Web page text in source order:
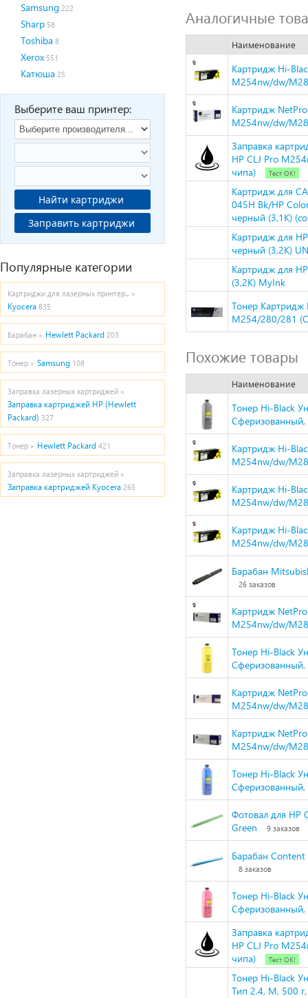
Samsung 222
Sharp 58
Toshiba 8
Xerox 551
Катюша 25
Выберите ваш принтер:
Найти картриджи
Заправить картриджи
Популярные категории
Картриджи для лазерных принтер... »
Kyocera 835
Барабан » Hewlett Packard 203
Тонер » Samsung 108
Заправка лазерных картриджей »
Заправка картриджей HP (Hewlett
Packard) 327
Тонер » Hewlett Packard 421
Заправка лазерных картриджей »
Заправка картриджей Kyocera 265
Аналогичные
Наименование
Картридж Hi-
M254nw/dw/
Картридж
M254nw/dw/
Заправка
HP CLJ Pro
чипа)
Тест ОК!
Картридж для
045H Bk/HP
черный (3,1K)
Картридж для
черный (3,2K)
Картридж для
(3,2K) MyInk
Тонер Картридж
M254/280/281
Похожие товары
Наименование
Тонер Hi-Black
Сферизованный,
Картридж Hi-
M254nw/dw/
Картридж Hi-
M254nw/dw/
Картридж Hi-
M254nw/dw/
Барабан
26 заказов
Картридж
M254nw/dw/
Тонер Hi-Black
Сферизованный,
Картридж
M254nw/dw/
Картридж
M254nw/dw/
Тонер Hi-Black
Сферизованный,
Фотовал для HP
Green
9 заказов
Барабан
8 заказов
Тонер Hi-Black
Сферизованный,
Заправка
HP CLJ Pro
чипа)
Тест ОК!
Тонер Hi-Black
Тип 2.4, M, 500